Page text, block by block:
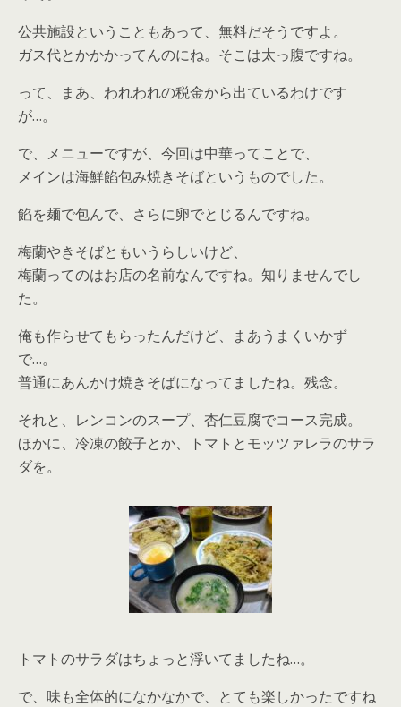
公共施設ということもあって、無料だそうですよ。
ガス代とかかかってんのにね。そこは太っ腹ですね。
って、まあ、われわれの税金から出ているわけです
が…。
で、メニューですが、今回は中華ってことで、
メインは海鮮餡包み焼きそばというものでした。
餡を麺で包んで、さらに卵でとじるんですね。
梅蘭やきそばともいうらしいけど、
梅蘭ってのはお店の名前なんですね。知りませんでし
た。
俺も作らせてもらったんだけど、まあうまくいかず
で…。
普通にあんかけ焼きそばになってましたね。残念。
それと、レンコンのスープ、杏仁豆腐でコース完成。
ほかに、冷凍の餃子とか、トマトとモッツァレラのサラ
ダを。
トマトのサラダはちょっと浮いてましたね…。
で、味も全体的になかなかで、とても楽しかったですね